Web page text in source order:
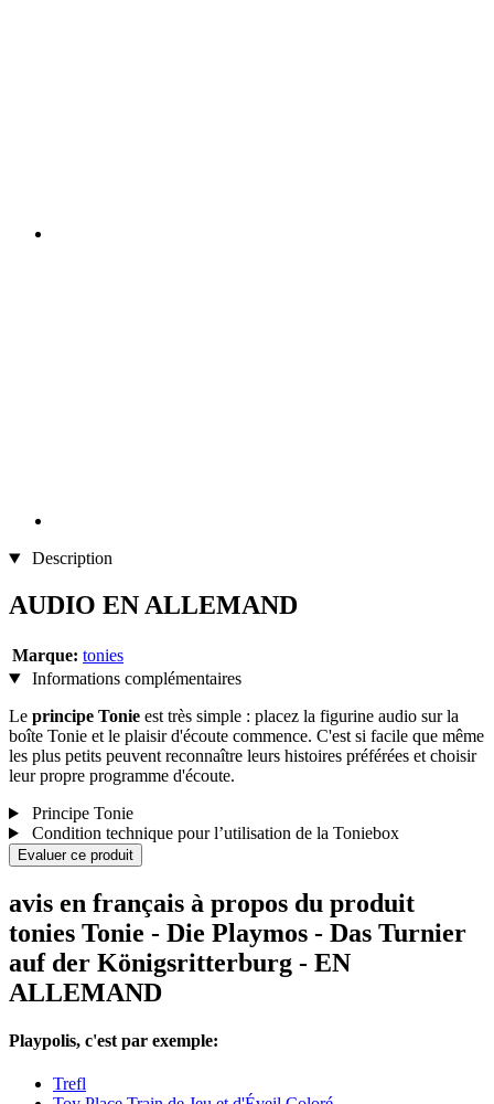
Description
AUDIO EN ALLEMAND
Marque: tonies
Informations complémentaires
Le principe Tonie est très simple : placez la figurine audio sur la
boîte Tonie et le plaisir d'écoute commence. C'est si facile que même
les plus petits peuvent reconnaître leurs histoires préférées et choisir
leur propre programme d'écoute.
Principe Tonie
Condition technique pour l’utilisation de la Toniebox
Evaluer ce produit
avis en français à propos du produit
tonies Tonie - Die Playmos - Das Turnier
auf der Königsritterburg - EN
ALLEMAND
Playpolis, c'est par exemple:
Trefl